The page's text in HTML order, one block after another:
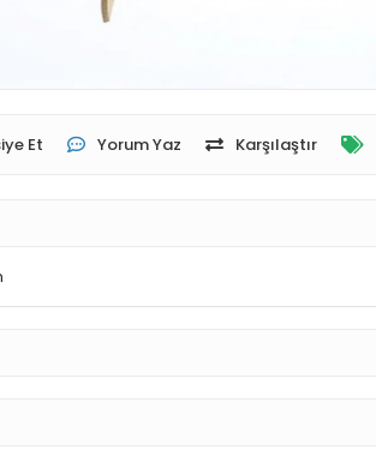
Et Yorum Yaz Karşılaştır